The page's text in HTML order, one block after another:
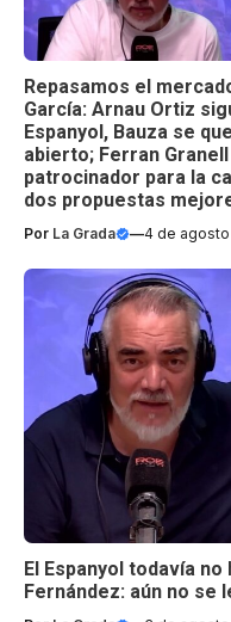
Repasamos el
García: Arnau Ortiz
Espanyol, Bauza se
abierto; Ferran
patrocinador para la
dos propuestas
Por La Grada —4 de
El Espanyol todavía
Fernández: aún no se